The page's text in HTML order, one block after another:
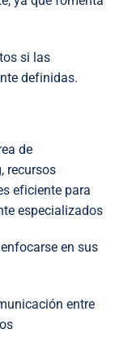
si las
definidas.
de
recursos
eficiente para
especializados
en sus
entre